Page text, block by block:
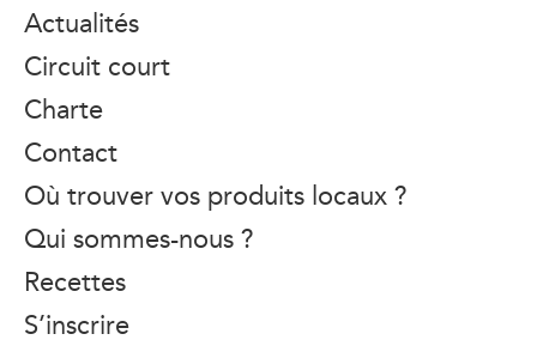
Actualités
Circuit court
Charte
Contact
Où trouver vos produits locaux ?
Qui sommes-nous ?
Recettes
S’inscrire